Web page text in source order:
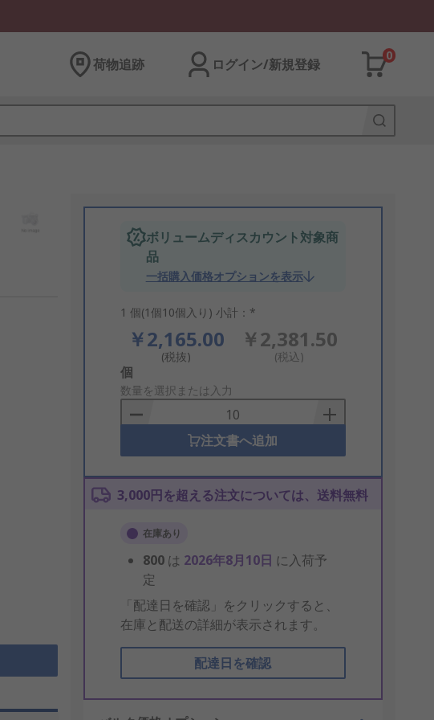
荷物追跡 ログイン/新規登録
0
ボリュームディスカウント対象商
品
一括購入価格オプションを表示
1 個(1個10個入り) 小計：*
￥2,165.00
(税抜)
￥2,381.50
(税込)
Add
to
Basket
個
数量を選択または入力
注文書へ追加
3,000円を超える注文については、送料無料
在庫あり
800 は 2026年8月10日 に入荷予
定
「配達日を確認」をクリックすると、
在庫と配送の詳細が表示されます。
配達日を確認